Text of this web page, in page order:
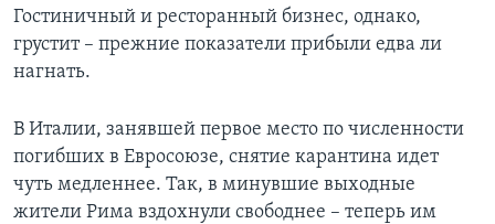
Гостиничный и ресторанный бизнес, однако,
грустит – прежние показатели прибыли едва ли
нагнать.
В Италии, занявшей первое место по численности
погибших в Евросоюзе, снятие карантина идет
чуть медленнее. Так, в минувшие выходные
жители Рима вздохнули свободнее – теперь им